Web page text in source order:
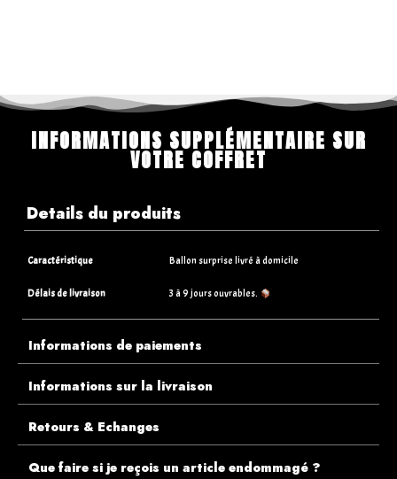
INFORMATIONS SUPPLÉMENTAIRE SUR
VOTRE COFFRET
Details du produits
Caractéristique Ballon surprise livré à domicile
Délais de livraison 3 à 9 jours ouvrables.
Informations de paiements
Informations sur la livraison
Retours & Echanges
Que faire si je reçois un article endommagé ?